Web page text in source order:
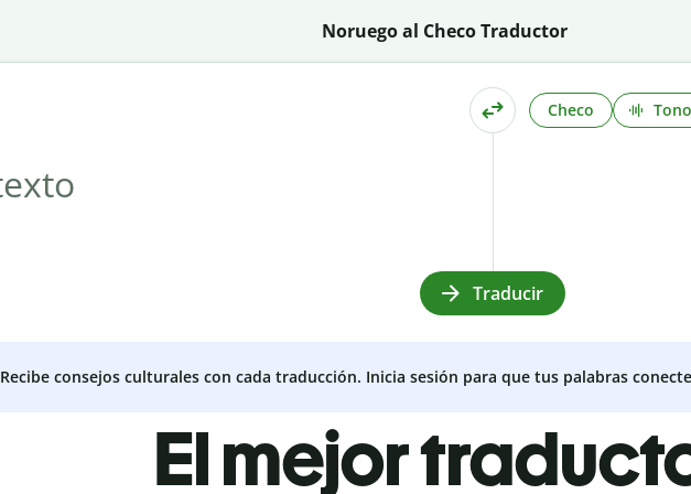
Noruego al Checo Traductor
Checo Tono
Traducir
Recibe consejos culturales con cada traducción. Inicia sesión para que tus palabras
El mejor